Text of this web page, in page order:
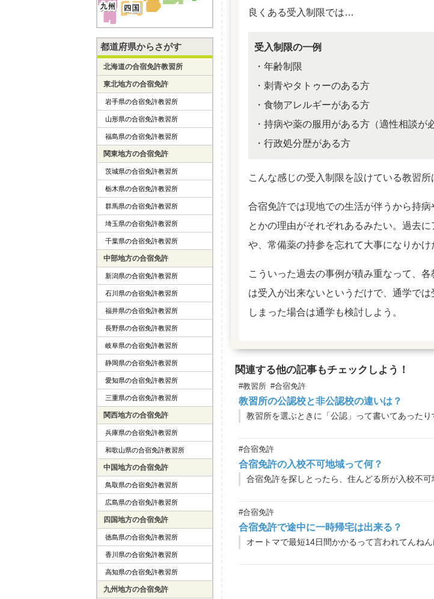
良くある受入制限では…
受入制限の一例
・年齢制限
・刺青やタトゥーのある方
・食物アレルギーがある方
・持病や薬の服用がある方（適性相談が
・行政処分歴がある方
こんな感じの受入制限を設けている教習所
合宿免許では現地での生活が伴うから持
とかの理由がそれぞれあるみたい。過去
や、常備薬の持参を忘れて大事になりかけ
こういった過去の事例が積み重なって、
は受入が出来ないというだけで、通学で
しまった場合は通学も検討しよう。
関連する他の記事もチェックしよう！
#教習所 #合宿免許
教習所の公認校と非公認校の違いは？
#合宿免許
合宿免許の入校不可地域って何？
#合宿免許
合宿免許で途中に一時帰宅は出来る？
都道府県からさがす
北海道の合宿免許教習所
東北地方の合宿免許
岩手県の合宿免許教習所
山形県の合宿免許教習所
福島県の合宿免許教習所
関東地方の合宿免許
茨城県の合宿免許教習所
栃木県の合宿免許教習所
群馬県の合宿免許教習所
埼玉県の合宿免許教習所
千葉県の合宿免許教習所
中部地方の合宿免許
新潟県の合宿免許教習所
石川県の合宿免許教習所
福井県の合宿免許教習所
長野県の合宿免許教習所
岐阜県の合宿免許教習所
静岡県の合宿免許教習所
愛知県の合宿免許教習所
三重県の合宿免許教習所
関西地方の合宿免許
兵庫県の合宿免許教習所
和歌山県の合宿免許教習所
中国地方の合宿免許
鳥取県の合宿免許教習所
広島県の合宿免許教習所
四国地方の合宿免許
徳島県の合宿免許教習所
香川県の合宿免許教習所
高知県の合宿免許教習所
九州地方の合宿免許